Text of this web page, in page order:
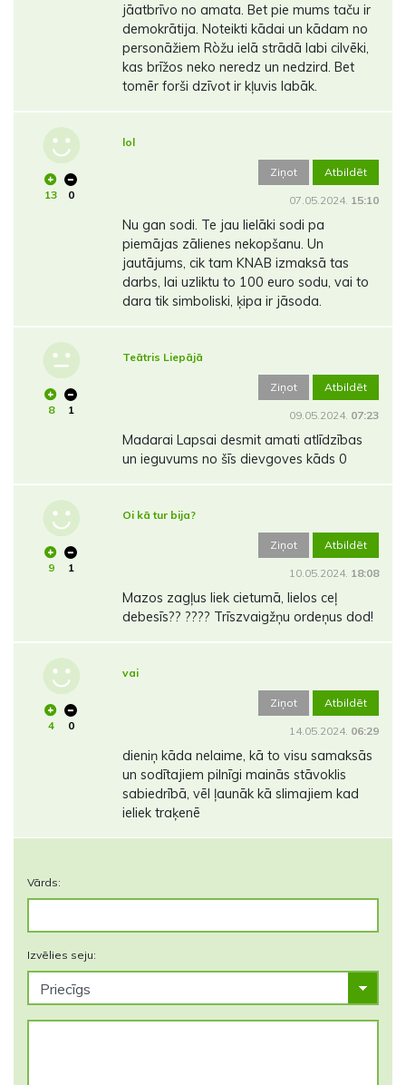
jāatbrīvo no amata. Bet pie mums taču ir
demokrātija. Noteikti kādai un kādam no
personāžiem Ròžu ielā strādā labi cilvēki,
kas brīžos neko neredz un nedzird. Bet
tomēr forši dzīvot ir kļuvis labāk.
13 0
lol
Ziņot Atbildēt
07.05.2024. 15:10
Nu gan sodi. Te jau lielāki sodi pa
piemājas zālienes nekopšanu. Un
jautājums, cik tam KNAB izmaksā tas
darbs, lai uzliktu to 100 euro sodu, vai to
dara tik simboliski, ķipa ir jāsoda.
8 1
Teātris Liepājā
Ziņot Atbildēt
09.05.2024. 07:23
Madarai Lapsai desmit amati atlīdzības
un ieguvums no šīs dievgoves kāds 0
9 1
Oi kā tur bija?
Ziņot Atbildēt
10.05.2024. 18:08
Mazos zagļus liek cietumā, lielos ceļ
debesīs?? ???? Trīszvaigžņu ordeņus dod!
4 0
vai
Ziņot Atbildēt
14.05.2024. 06:29
dieniņ kāda nelaime, kā to visu samaksās
un sodītajiem pilnīgi mainās stāvoklis
sabiedrībā, vēl ļaunāk kā slimajiem kad
ieliek traķenē
Vārds:
Izvēlies seju: